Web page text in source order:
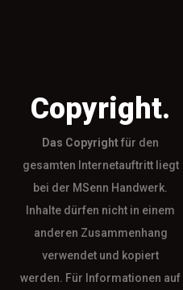
Copyright.
Das Copyrightfür den
gesamten Internetauftritt liegt
bei der MSenn Handwerk.
Inhalte dürfen nicht in einem
anderen Zusammenhang
verwendet und kopiert
werden. Für Informationen auf